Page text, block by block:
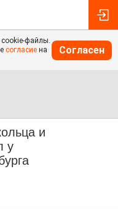
файлы.
согласие на
Согласен
и
у